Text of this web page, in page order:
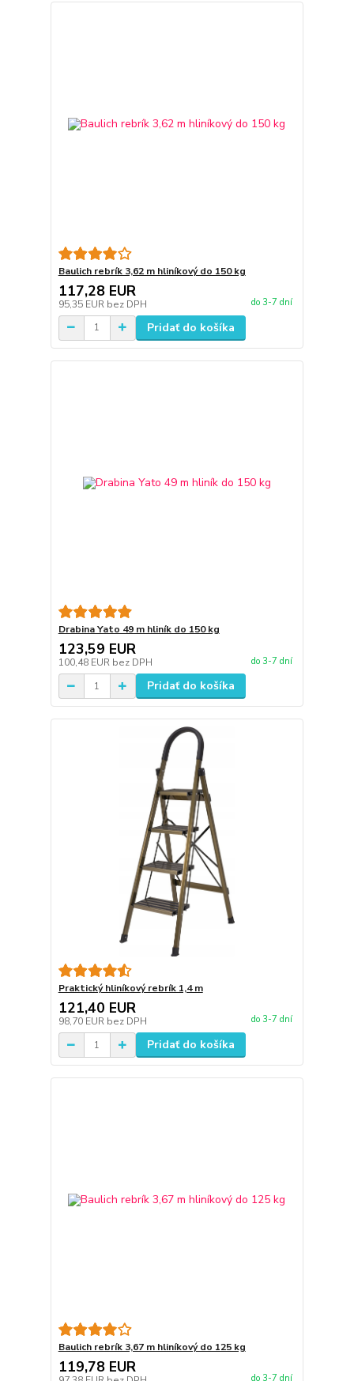
Baulich rebrík 3,62 m hliníkový do 150 kg
117,28 EUR
95,35 EUR bez DPH do 3-7 dní
Pridať do košíka
Drabina Yato 49 m hliník do 150 kg
123,59 EUR
100,48 EUR bez DPH do 3-7 dní
Pridať do košíka
Praktický hliníkový rebrík 1,4 m
121,40 EUR
98,70 EUR bez DPH do 3-7 dní
Pridať do košíka
Baulich rebrík 3,67 m hliníkový do 125 kg
119,78 EUR
do 3-7 dní